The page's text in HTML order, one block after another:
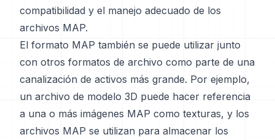
compatibilidad y el manejo adecuado de los
archivos MAP.
El formato MAP también se puede utilizar junto
con otros formatos de archivo como parte de una
canalización de activos más grande. Por ejemplo,
un archivo de modelo 3D puede hacer referencia
a una o más imágenes MAP como texturas, y los
archivos MAP se utilizan para almacenar los